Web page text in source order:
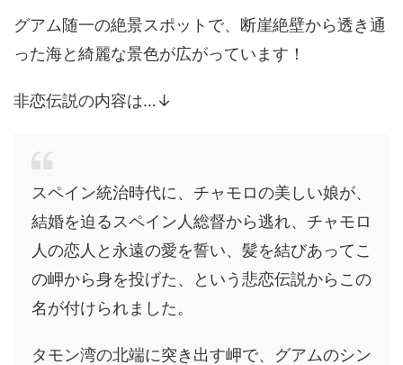
グアム随一の絶景スポットで、断崖絶壁から透き通
った海と綺麗な景色が広がっています！
非恋伝説の内容は…↓
スペイン統治時代に、チャモロの美しい娘が、
結婚を迫るスペイン人総督から逃れ、チャモロ
人の恋人と永遠の愛を誓い、髪を結びあってこ
の岬から身を投げた、という悲恋伝説からこの
名が付けられました。
タモン湾の北端に突き出す岬で、グアムのシン